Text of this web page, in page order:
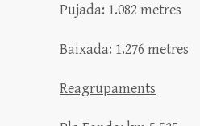
Pujada: 1.082 metres
Baixada: 1.276 metres
Reagrupaments